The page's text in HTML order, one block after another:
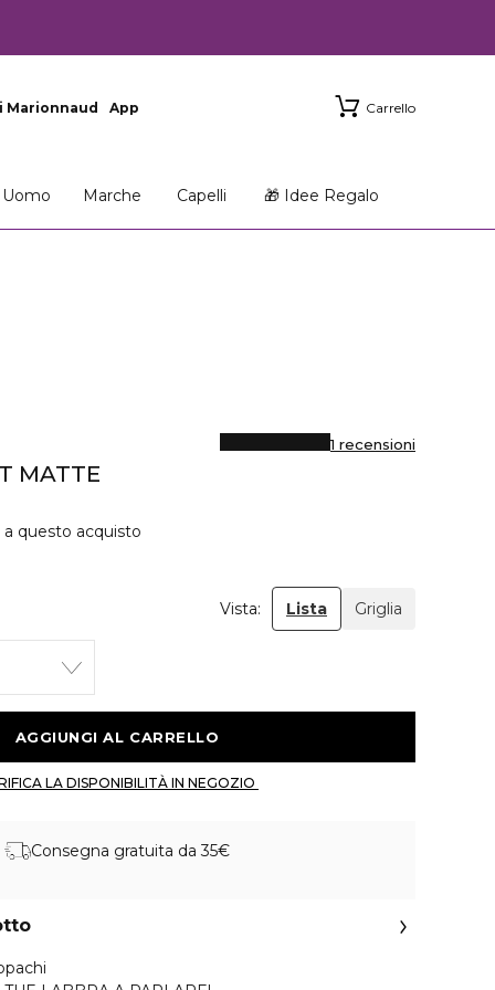
Marionnaud App Carrello
Uomo Marche Capelli 🎁 Idee Regalo
MATTE
1 recensioni
a questo acquisto
Vista: Lista Griglia
Consegna gratuita da 35€